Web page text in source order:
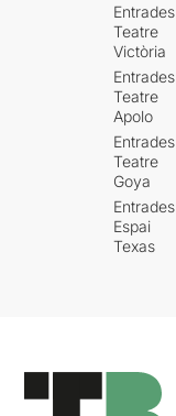
Entrades
Teatre
Victòria
Entrades
Teatre
Apolo
Entrades
Teatre
Goya
Entrades
Espai
Texas